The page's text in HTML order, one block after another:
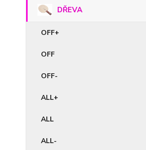
DŘEVA
OFF+
OFF
OFF-
ALL+
ALL
ALL-